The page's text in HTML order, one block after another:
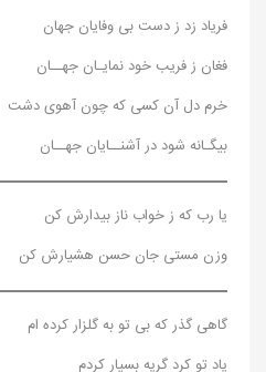
فریاد زد ز دست بی وفایان جهان
فغان ز فریب خود نمایـان جهــان
خرم دل آن کسی که چون آهوی دشت
بیگـانه شود در آشنــایان جهــان
یا رب که ز خواب ناز بیدارش کن
وزن مستی جان حسن هشیارش کن
گاهی گذر که بی تو به گلزار کرده ام
یاد تو کرد گریه بسیار کردم